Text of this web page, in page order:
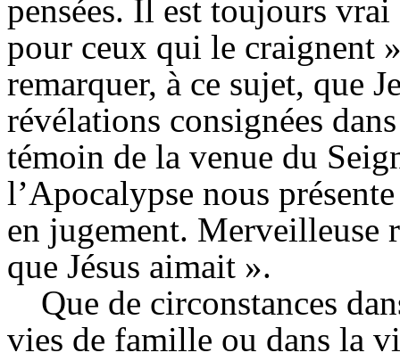
pensées. Il est toujours
pour ceux qui le craignent
remarquer, à ce sujet, que
révélations consignées
témoin de la venue du
l’Apocalypse nous
en jugement. Merveilleuse
que Jésus aimait ».
Que de circonstances
vies de famille ou dans la